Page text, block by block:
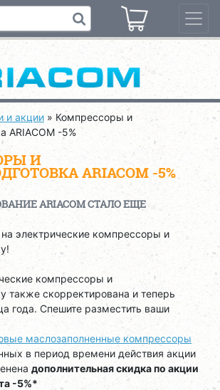
и акции »Компрессоры и
ARIACOM -5%
И
ARIACOM -5%
ARIACOM СТАЛО ЕЩЕ
электрические компрессоры и
компрессоры и
также скорректирована и теперь
года. Спешите разместить ваши
маслозаполненные компрессоры
в период времени действия акции
дополнительная скидка по акции
-5%*